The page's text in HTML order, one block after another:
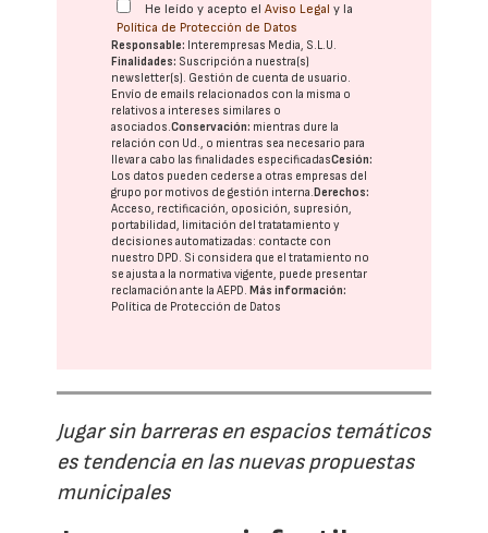
He leído y acepto elAviso Legal y la
Política de Protección de Datos
Responsable: Interempresas Media, S.L.U.
Finalidades: Suscripción a nuestra(s)
newsletter(s). Gestión de cuenta de usuario.
Envío de emails relacionados con la misma o
relativos a intereses similares o
asociados.Conservación: mientras dure la
relación con Ud., o mientras sea necesario para
llevar a cabo las finalidades especificadasCesión:
Los datos pueden cederse a otras empresas del
grupo por motivos de gestión interna. Derechos:
Acceso, rectificación, oposición, supresión,
portabilidad, limitación del tratatamiento y
decisiones automatizadas: contacte con
nuestro DPD. Si considera que el tratamiento no
se ajusta a la normativa vigente, puede presentar
reclamación ante laAEPD. Más información:
Política de Protección de Datos
Jugar sin barreras en espacios temáticos
es tendencia en las nuevas propuestas
municipales